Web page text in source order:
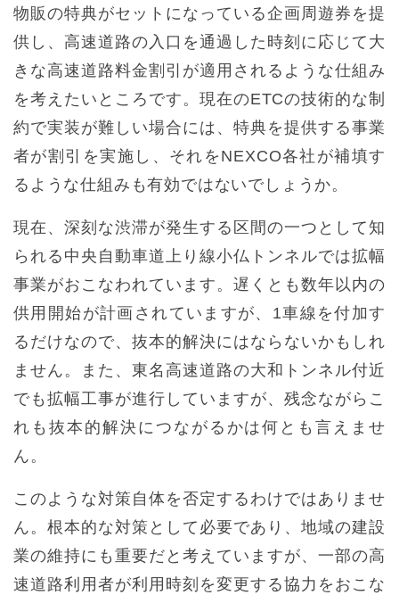
物販の特典がセットになっている企画周遊券を提
供し、高速道路の入口を通過した時刻に応じて大
きな高速道路料金割引が適用されるような仕組み
を考えたいところです。現在のETCの技術的な制
約で実装が難しい場合には、特典を提供する事業
者が割引を実施し、それをNEXCO各社が補填す
るような仕組みも有効ではないでしょうか。
現在、深刻な渋滞が発生する区間の一つとして知
られる中央自動車道上り線小仏トンネルでは拡幅
事業がおこなわれています。遅くとも数年以内の
供用開始が計画されていますが、1車線を付加す
るだけなので、抜本的解決にはならないかもしれ
ません。また、東名高速道路の大和トンネル付近
でも拡幅工事が進行していますが、残念ながらこ
れも抜本的解決につながるかは何とも言えませ
ん。
このような対策自体を否定するわけではありませ
ん。根本的な対策として必要であり、地域の建設
業の維持にも重要だと考えていますが、一部の高
速道路利用者が利用時刻を変更する協力をおこな